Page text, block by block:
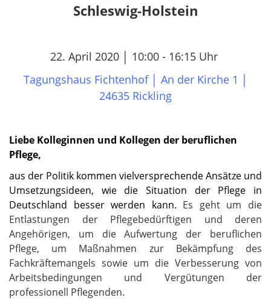
Schleswig-Holstein
22. April 2020 │ 10:00 - 16:15 Uhr
Tagungshaus Fichtenhof │ An der Kirche 1 │
24635 Rickling
Liebe Kolleginnen und Kollegen der beruflichen
Pflege,
aus der Politik kommen vielversprechende Ansätze und
Umsetzungsideen, wie die Situation der Pflege in
Deutschland besser werden kann. Es geht um die
Entlastungen der Pflegebedürftigen und deren
Angehörigen, um die Aufwertung der beruflichen
Pflege, um Maßnahmen zur Bekämpfung des
Fachkräftemangels sowie um die Verbesserung von
Arbeitsbedingungen und Vergütungen der
professionell Pflegenden.